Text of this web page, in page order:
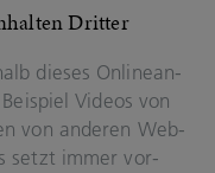
Drit­ter
die­ses On­line­an­
Vi­de­os von
von an­de­ren Web­
setzt immer vor­